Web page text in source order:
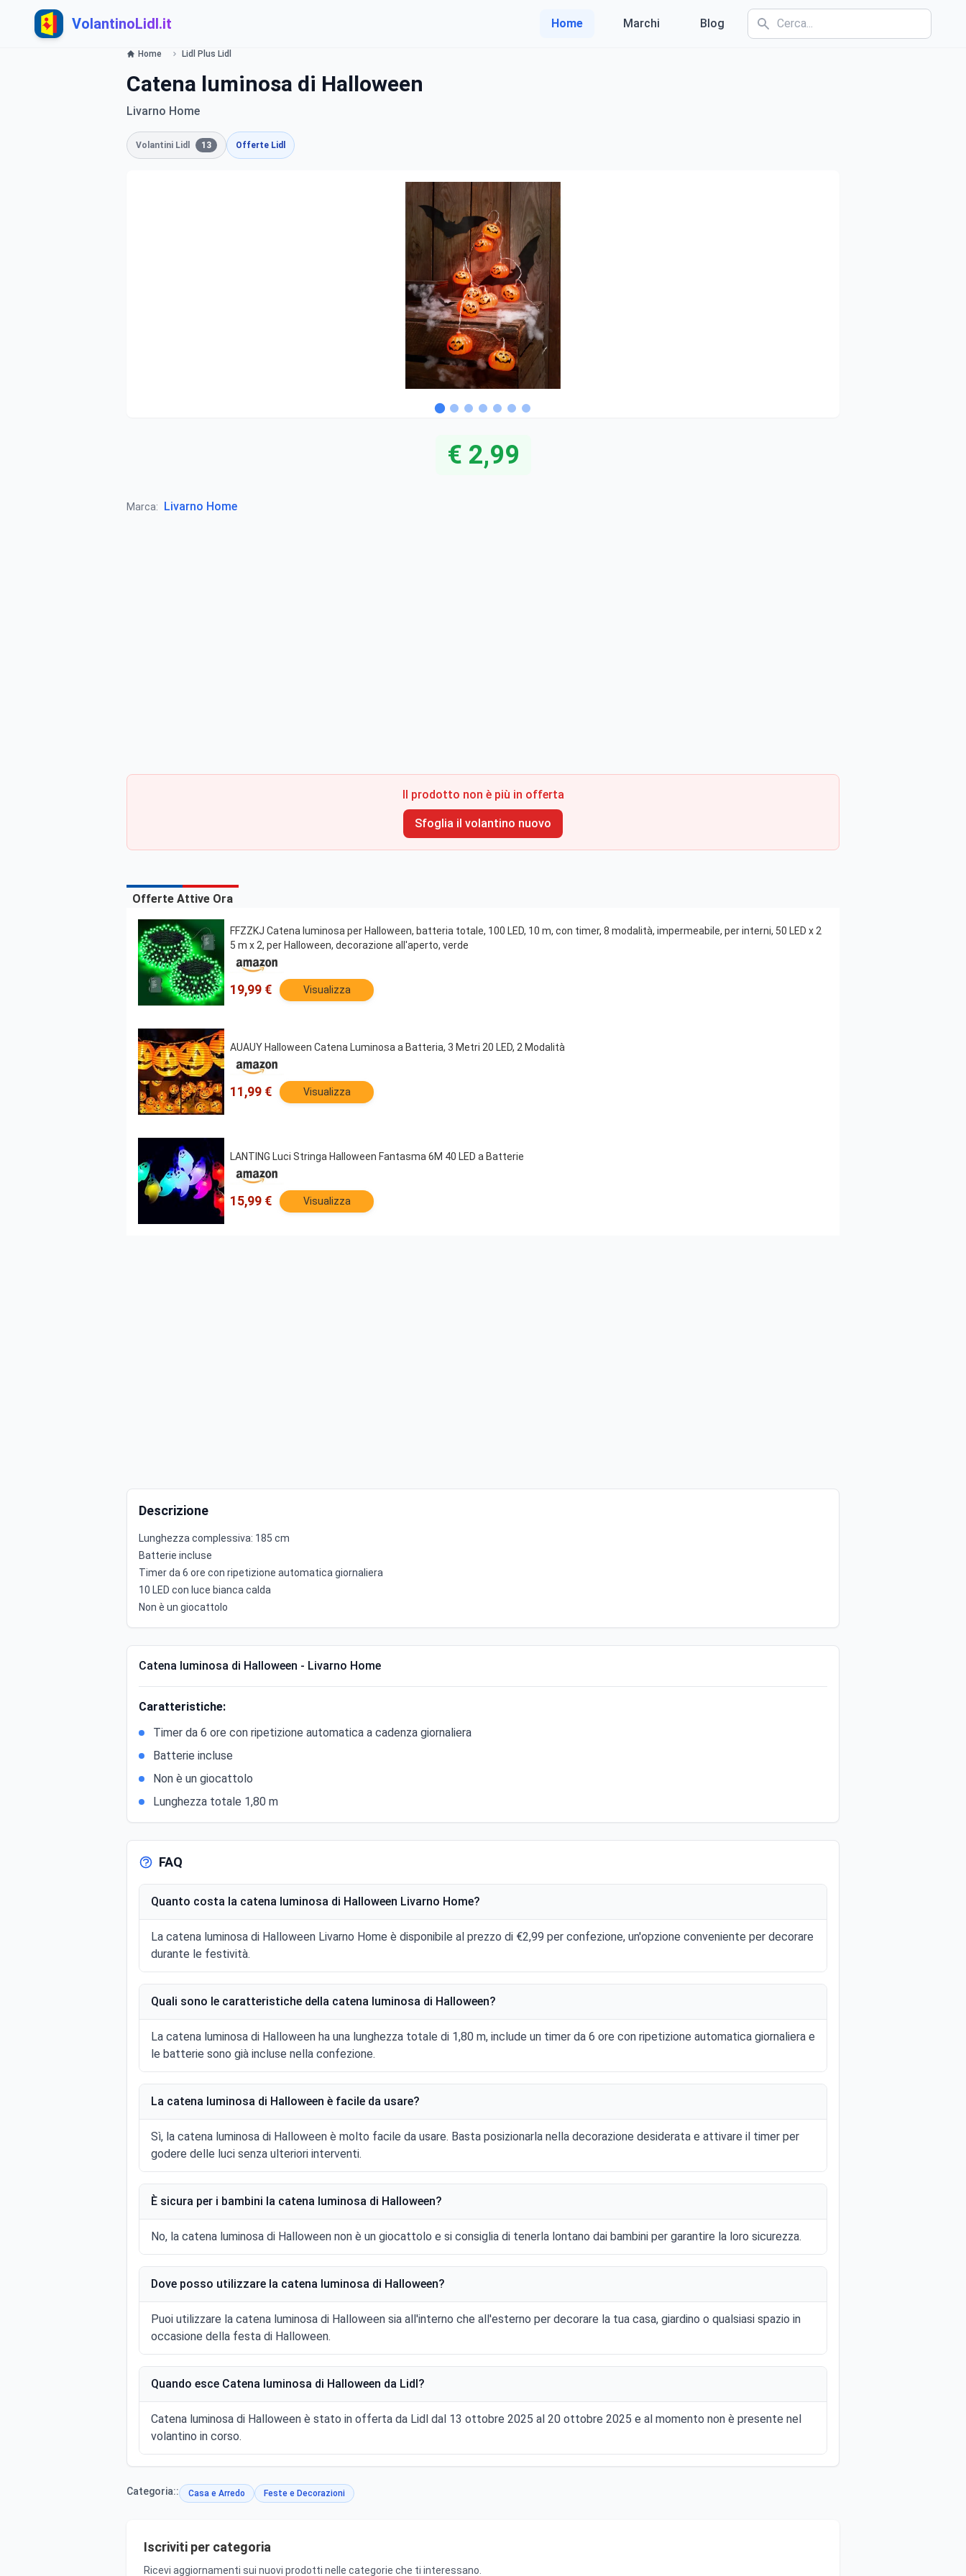
VolantinoLidl.it Home Marchi Blog
Home Lidl Plus Lidl
Catena luminosa di Halloween
Livarno Home
Volantini Lidl 13 Offerte Lidl
€ 2,99
Marca: Livarno Home
Il prodotto non è più in offerta
Sfoglia il volantino nuovo
Offerte Attive Ora
FFZZKJ Catena luminosa per Halloween, batteria totale, 100 LED, 10 m, con timer, 8 modalità, impermeabile, per interni, 50 LED x 2
5 m x 2, per Halloween, decorazione all'aperto, verde
19,99 € Visualizza
AUAUY Halloween Catena Luminosa a Batteria, 3 Metri 20 LED, 2 Modalità
11,99 € Visualizza
LANTING Luci Stringa Halloween Fantasma 6M 40 LED a Batterie
15,99 € Visualizza
Descrizione
Lunghezza complessiva: 185 cm
Batterie incluse
Timer da 6 ore con ripetizione automatica giornaliera
10 LED con luce bianca calda
Non è un giocattolo
Catena luminosa di Halloween - Livarno Home
Caratteristiche:
Timer da 6 ore con ripetizione automatica a cadenza giornaliera
Batterie incluse
Non è un giocattolo
Lunghezza totale 1,80 m
FAQ
Quanto costa la catena luminosa di Halloween Livarno Home?
La catena luminosa di Halloween Livarno Home è disponibile al prezzo di €2,99 per confezione, un'opzione conveniente per decorare
durante le festività.
Quali sono le caratteristiche della catena luminosa di Halloween?
La catena luminosa di Halloween ha una lunghezza totale di 1,80 m, include un timer da 6 ore con ripetizione automatica giornaliera e
le batterie sono già incluse nella confezione.
La catena luminosa di Halloween è facile da usare?
Sì, la catena luminosa di Halloween è molto facile da usare. Basta posizionarla nella decorazione desiderata e attivare il timer per
godere delle luci senza ulteriori interventi.
È sicura per i bambini la catena luminosa di Halloween?
No, la catena luminosa di Halloween non è un giocattolo e si consiglia di tenerla lontano dai bambini per garantire la loro sicurezza.
Dove posso utilizzare la catena luminosa di Halloween?
Puoi utilizzare la catena luminosa di Halloween sia all'interno che all'esterno per decorare la tua casa, giardino o qualsiasi spazio in
occasione della festa di Halloween.
Quando esce Catena luminosa di Halloween da Lidl?
Catena luminosa di Halloween è stato in offerta da Lidl dal 13 ottobre 2025 al 20 ottobre 2025 e al momento non è presente nel
volantino in corso.
Categoria:: Casa e Arredo Feste e Decorazioni
Iscriviti per categoria
Ricevi aggiornamenti sui nuovi prodotti nelle categorie che ti interessano.